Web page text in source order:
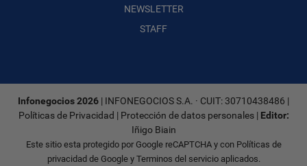
NEWSLETTER
STAFF
Infonegocios 2026 | INFONEGOCIOS S.A. · CUIT: 30710438486 |
Políticas de Privacidad | Protección de datos personales| Editor:
Iñigo Biain
Este sitio esta protegido por Google reCAPTCHA y con Políticas de
privacidad de Googley Terminos del servicioaplicados.